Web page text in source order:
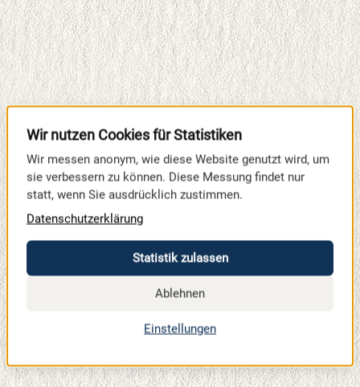
Wir nutzen Cookies für Statistiken
Wir messen anonym, wie diese Website genutzt wird, um
sie verbessern zu können. Diese Messung findet nur
statt, wenn Sie ausdrücklich zustimmen.
Datenschutzerklärung
Statistik zulassen
Ablehnen
Einstellungen